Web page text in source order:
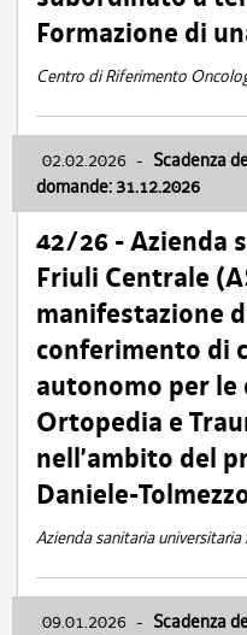
Formazione di
Centro di Riferimento
02.02.2026 - Scadenza
domande: 31.12.2026
42/26 - Azienda
Friuli Centrale
manifestazione
conferimento di
autonomo per le
Ortopedia e
nell’ambito del
Daniele-
Azienda sanitaria universitaria
09.01.2026 - Scadenza